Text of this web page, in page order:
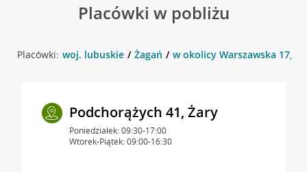
Placówki w pobliżu
Placówki: woj. lubuskie Żagań w okolicy Warszawska 17,
Podchorążych 41, Żary
Poniedziałek: 09:30-17:00
Wtorek-Piątek: 09:00-16:30